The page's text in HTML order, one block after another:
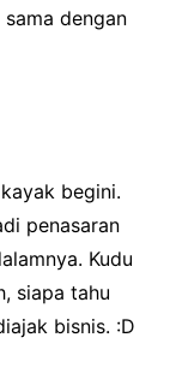
dengan
begini.
penasaran
Kudu
siapa tahu
bisnis. :D